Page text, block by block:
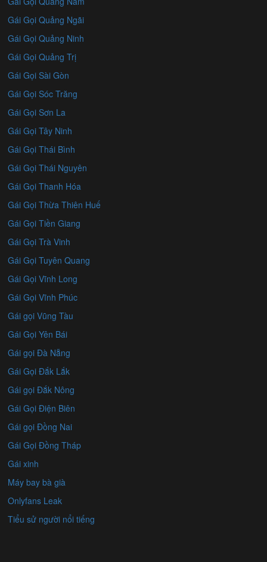
Gái Gọi Quảng Ngãi
Gái Gọi Quảng Ninh
Gái Gọi Quảng Trị
Gái Gọi Sài Gòn
Gái Gọi Sóc Trăng
Gái Gọi Sơn La
Gái Gọi Tây Ninh
Gái Gọi Thái Bình
Gái Gọi Thái Nguyên
Gái Gọi Thanh Hóa
Gái Gọi Thừa Thiên Huế
Gái Gọi Tiền Giang
Gái Gọi Trà Vinh
Gái Gọi Tuyên Quang
Gái Gọi Vĩnh Long
Gái Gọi Vĩnh Phúc
Gái gọi Vũng Tàu
Gái Gọi Yên Bái
Gái gọi Đà Nẵng
Gái Gọi Đắk Lắk
Gái gọi Đắk Nông
Gái Gọi Điện Biên
Gái gọi Đồng Nai
Gái Gọi Đồng Tháp
Gái xinh
Máy bay bà già
Onlyfans Leak
Tiểu sử người nổi tiếng